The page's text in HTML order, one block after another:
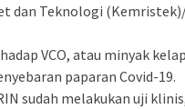
dan Teknologi
VCO, atau minyak
paparan Covid-19.
sudah melakukan uji